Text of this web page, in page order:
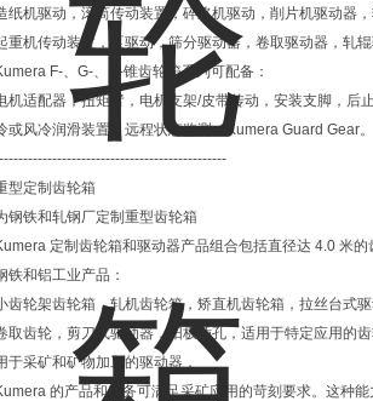
纸机驱动，滚筒传动装置，碎浆机驱动，削片机驱动器
重机传动装置，泵驱动，筛分驱动器，卷取驱动器，轧辊
F-、G-、D-锥齿轮箱系列可配备：
机适配器，扭矩臂，电机支架/皮带传动，安装支脚，后
或风冷润滑装置，远程状态监测：Kumera Guard Gear。
型定制齿轮箱
钢铁和轧钢厂定制重型齿轮箱
定制齿轮箱和驱动器产品组合包括直径达 4.0 米
铁和铝工业产品：
齿轮架齿轮箱，轧机齿轮箱，矫直机齿轮箱，拉丝台式
取齿轮，剪刀式驱动器，阳极插孔，适用于特定应用的齿
于采矿和矿物加工的驱动器，
的产品和服务可满足采矿应用的苛刻要求。这种